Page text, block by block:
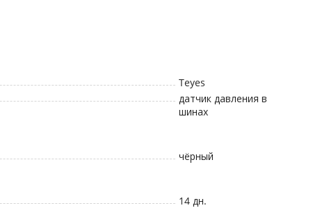
Teyes
датчик давления в
шинах
чёрный
14 дн.